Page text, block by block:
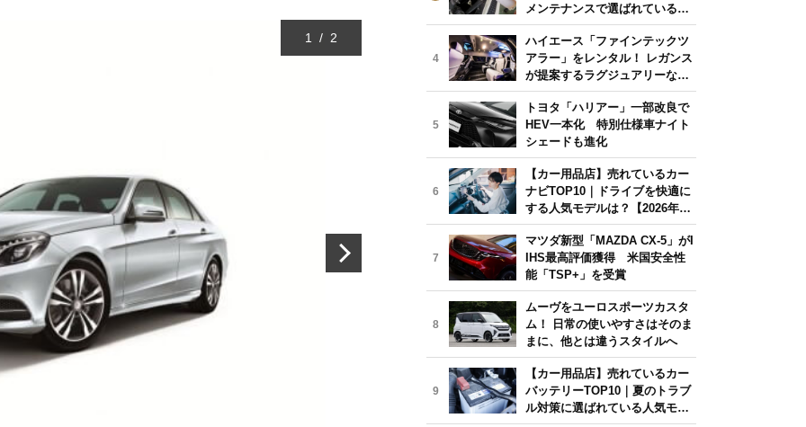
1 / 2
メンテナンスで選ばれている人
気モデルは？【2026年6月版】
4
ハイエース「ファインテックツ
アラー」をレンタル！ レガンス
が提案するラグジュアリーな移
動体験
5
トヨタ「ハリアー」一部改良で
HEV一本化 特別仕様車ナイト
シェードも進化
6
【カー用品店】売れているカー
ナビTOP10｜ドライブを快適に
する人気モデルは？【2026年6
月版】
7
マツダ新型「MAZDA CX-5」がI
IHS最高評価獲得 米国安全性
能「TSP+」を受賞
8
ムーヴをユーロスポーツカスタ
ム！ 日常の使いやすさはそのま
まに、他とは違うスタイルへ
9
【カー用品店】売れているカー
バッテリーTOP10｜夏のトラブ
ル対策に選ばれている人気モデ